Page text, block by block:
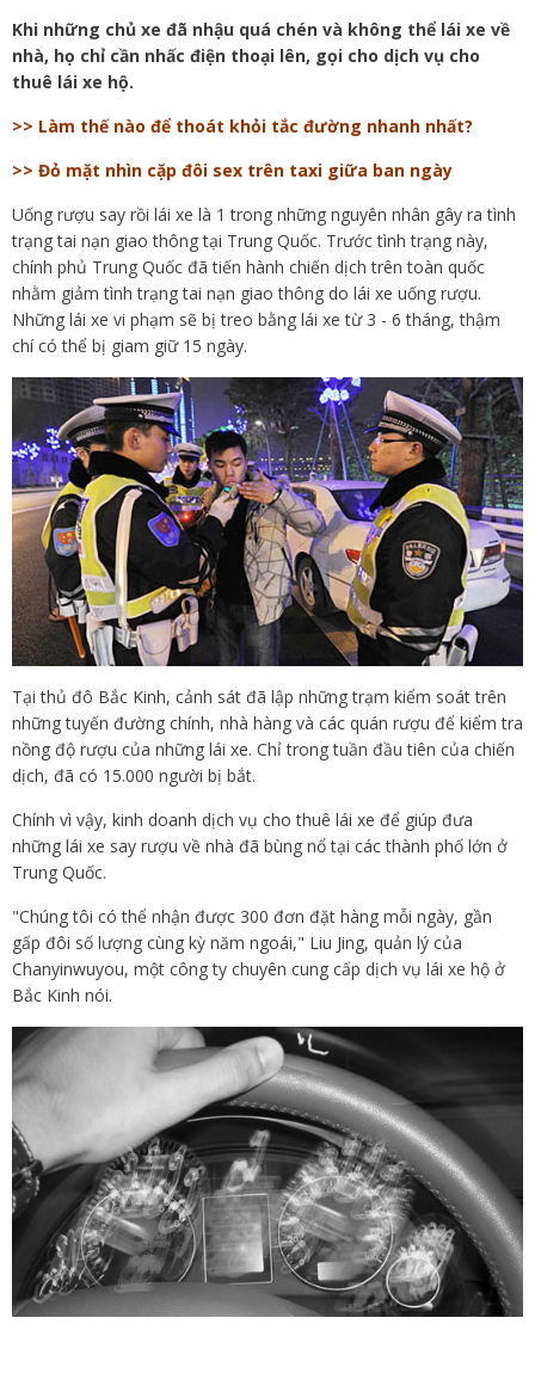
Khi những chủ xe đã nhậu quá chén và không thể lái xe về
nhà, họ chỉ cần nhấc điện thoại lên, gọi cho dịch vụ cho
thuê lái xe hộ.
>> Làm thế nào để thoát khỏi tắc đường nhanh nhất?
>> Đỏ mặt nhìn cặp đôi sex trên taxi giữa ban ngày
Uống rượu say rồi lái xe là 1 trong những nguyên nhân gây ra tình
trạng tai nạn giao thông tại Trung Quốc. Trước tình trạng này,
chính phủ Trung Quốc đã tiến hành chiến dịch trên toàn quốc
nhằm giảm tình trạng tai nạn giao thông do lái xe uống rượu.
Những lái xe vi phạm sẽ bị treo bằng lái xe từ 3 - 6 tháng, thậm
chí có thể bị giam giữ 15 ngày.
Tại thủ đô Bắc Kinh, cảnh sát đã lập những trạm kiểm soát trên
những tuyến đường chính, nhà hàng và các quán rượu để kiểm tra
nồng độ rượu của những lái xe. Chỉ trong tuần đầu tiên của chiến
dịch, đã có 15.000 người bị bắt.
Chính vì vậy, kinh doanh dịch vụ cho thuê lái xe để giúp đưa
những lái xe say rượu về nhà đã bùng nổ tại các thành phố lớn ở
Trung Quốc.
"Chúng tôi có thể nhận được 300 đơn đặt hàng mỗi ngày, gần
gấp đôi số lượng cùng kỳ năm ngoái," Liu Jing, quản lý của
Chanyinwuyou, một công ty chuyên cung cấp dịch vụ lái xe hộ ở
Bắc Kinh nói.